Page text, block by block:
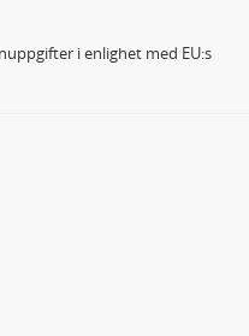
i enlighet med EU:s